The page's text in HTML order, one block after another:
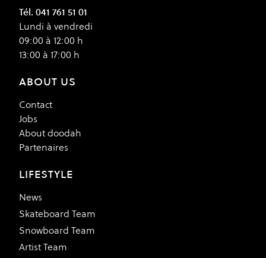
Tél. 041 761 51 01
Lundi à vendredi
09:00 à 12:00 h
13:00 à 17:00 h
ABOUT US
Contact
Jobs
About doodah
Partenaires
LIFESTYLE
News
Skateboard Team
Snowboard Team
Artist Team